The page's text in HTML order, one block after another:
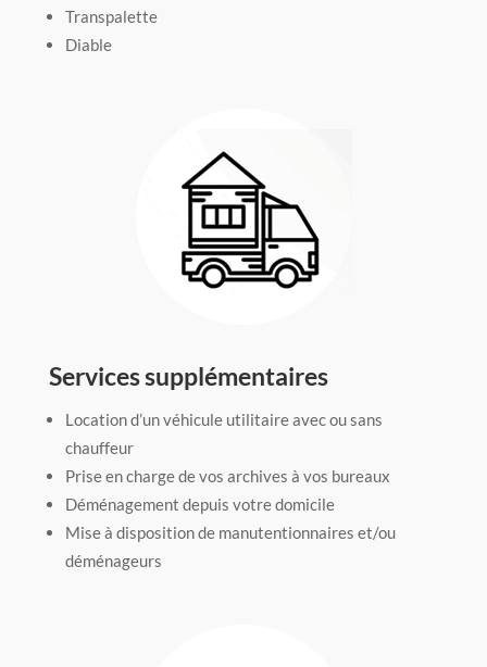
Transpalette
Diable
Services supplémentaires
Location d’un véhicule utilitaire avec ou sans
chauffeur
Prise en charge de vos archives à vos bureaux
Déménagement depuis votre domicile
Mise à disposition de manutentionnaires et/ou
déménageurs